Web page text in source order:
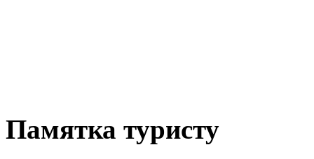
Памятка туристу